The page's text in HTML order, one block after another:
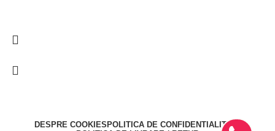
DESPRE COOKIES POLITICA DE CONFIDENTIALITATE